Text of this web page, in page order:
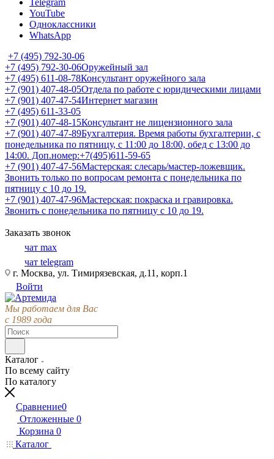
Telegram
YouTube
Одноклассники
WhatsApp
+7 (495) 792-30-06
+7 (495) 792-30-06Оружейный зал
+7 (495) 611-08-78Консультант оружейного зала
+7 (901) 407-48-05Отдела по работе с юридическими лицами
+7 (901) 407-47-54Интернет магазин
+7 (495) 611-33-05
+7 (901) 407-48-15Консультант не лицензионного зала
+7 (901) 407-47-89Бухгалтерия. Время работы бухгалтерии, с
понедельника по пятницу, с 11:00 до 18:00, обед с 13:00 до
14:00. Доп.номер:+7(495)611-59-65
+7 (901) 407-47-56Мастерская: слесарь/мастер-ложевщик.
Звонить только по вопросам ремонта с понедельника по
пятницу с 10 до 19.
+7 (901) 407-47-96Мастерская: покраска и гравировка.
Звонить с понедельника по пятницу с 10 до 19.
Заказать звонок
чат max
чат telegram
г. Москва, ул. Тимирязевская, д.11, корп.1
Войти
Мы работаем для Вас
с 1989 года
Каталог
По всему сайту
По каталогу
Сравнение0
Отложенные 0
Корзина 0
Каталог